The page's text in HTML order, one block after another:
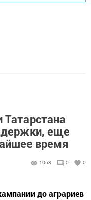
еще
время
1068 0 0
до аграриев